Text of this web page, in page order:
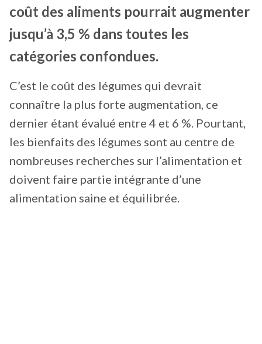
coût des aliments pourrait augmenter
jusqu’à 3,5 % dans toutes les
catégories confondues.
C’est le coût des légumes qui devrait
connaître la plus forte augmentation, ce
dernier étant évalué entre 4 et 6 %. Pourtant,
les bienfaits des légumes sont au centre de
nombreuses recherches sur l’alimentation et
doivent faire partie intégrante d’une
alimentation saine et équilibrée.